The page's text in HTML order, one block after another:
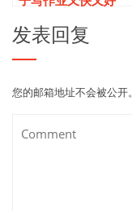
发表回复
您的邮箱地址不会被公开。